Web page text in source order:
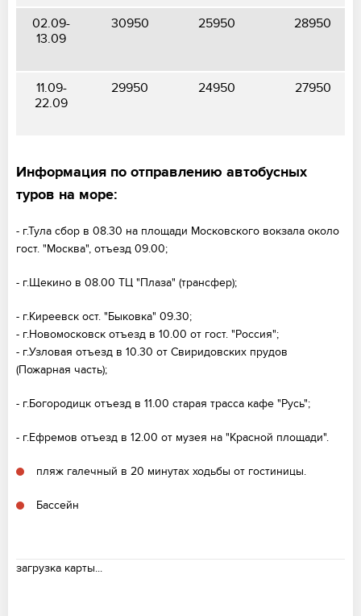
02.09-
13.09
30950 25950 28950
11.09-
22.09
29950 24950 27950
Информация по отправлению автобусных
туров на море:
- г.Тула сбор в 08.30 на площади Московского вокзала около
гост. "Москва", отъезд 09.00;
- г.Щекино в 08.00 ТЦ "Плаза" (трансфер);
- г.Киреевск ост. "Быковка" 09.30;
- г.Новомосковск отъезд в 10.00 от гост. "Россия";
- г.Узловая отъезд в 10.30 от Свиридовских прудов
(Пожарная часть);
- г.Богородицк отъезд в 11.00 старая трасса кафе "Русь";
- г.Ефремов отъезд в 12.00 от музея на "Красной площади".
пляж галечный в 20 минутах ходьбы от гостиницы.
Бассейн
загрузка карты...